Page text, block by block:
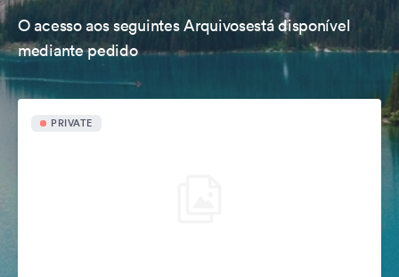
O acesso aos seguintes Arquivosestá disponível
mediante pedido
PRIVATE